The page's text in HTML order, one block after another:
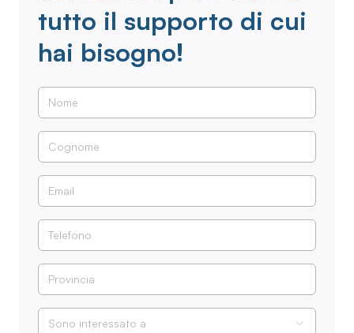
tutto il supporto di cui
hai bisogno!
Sono interessato a